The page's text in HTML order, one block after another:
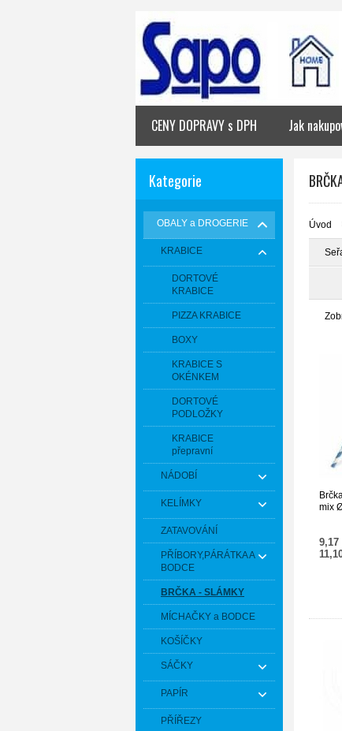
CENY DOPRAVY s DPH Jak
Kategorie
OBALY a DROGERIE
KRABICE
DORTOVÉ
KRABICE
PIZZA KRABICE
BOXY
KRABICE S
OKÉNKEM
DORTOVÉ
PODLOŽKY
KRABICE
přepravní
NÁDOBÍ
KELÍMKY
ZATAVOVÁNÍ
PŘÍBORY,PÁRÁTKA A
BODCE
BRČKA - SLÁMKY
MÍCHAČKY a BODCE
KOŠÍČKY
SÁČKY
PAPÍR
PŘÍŘEZY
Úvod
mix
9,17